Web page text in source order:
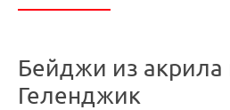
Бейджи из акрила
Геленджик